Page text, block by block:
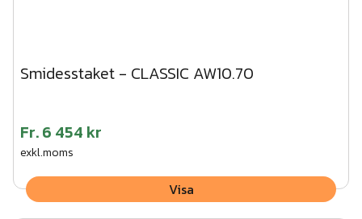
Smidesstaket - CLASSIC AW10.70
Fr.6 454 kr
exkl.moms
Visa